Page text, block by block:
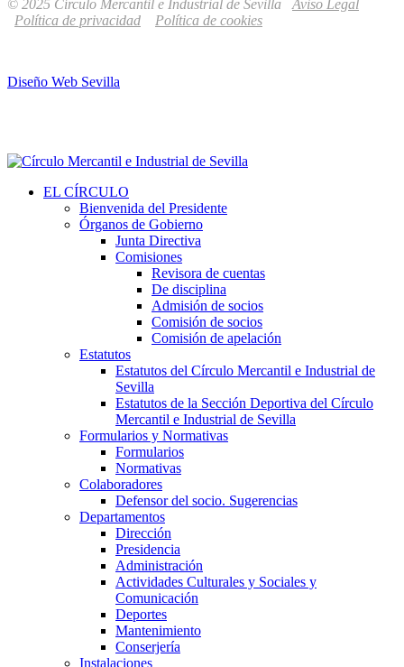
© 2025 Círculo Mercantil e Industrial de Sevilla Aviso Legal
Política de privacidad
Política de cookies
Diseño Web Sevilla
EL CÍRCULO
Bienvenida del Presidente
Órganos de Gobierno
Junta Directiva
Comisiones
Revisora de cuentas
De disciplina
Admisión de socios
Comisión de socios
Comisión de apelación
Estatutos
Estatutos del Círculo Mercantil e Industrial de
Sevilla
Estatutos de la Sección Deportiva del Círculo
Mercantil e Industrial de Sevilla
Formularios y Normativas
Formularios
Normativas
Colaboradores
Defensor del socio. Sugerencias
Departamentos
Dirección
Presidencia
Administración
Actividades Culturales y Sociales y
Comunicación
Deportes
Mantenimiento
Conserjería
Instalaciones